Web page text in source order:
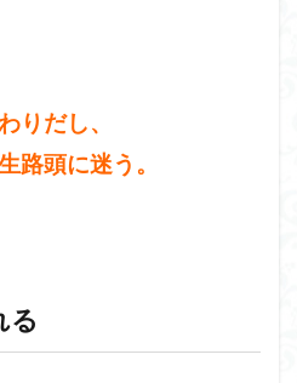
りだし、
路頭に迷う。
る